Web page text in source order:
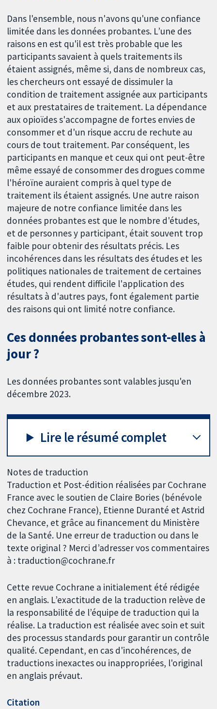
Dans l'ensemble, nous n'avons qu'une confiance
limitée dans les données probantes. L’une des
raisons en est qu'il est très probable que les
participants savaient à quels traitements ils
étaient assignés, même si, dans de nombreux cas,
les chercheurs ont essayé de dissimuler la
condition de traitement assignée aux participants
et aux prestataires de traitement. La dépendance
aux opioïdes s'accompagne de fortes envies de
consommer et d'un risque accru de rechute au
cours de tout traitement. Par conséquent, les
participants en manque et ceux qui ont peut-être
même essayé de consommer des drogues comme
l'héroïne auraient compris à quel type de
traitement ils étaient assignés. Une autre raison
majeure de notre confiance limitée dans les
données probantes est que le nombre d'études,
et de personnes y participant, était souvent trop
faible pour obtenir des résultats précis. Les
incohérences dans les résultats des études et les
politiques nationales de traitement de certaines
études, qui rendent difficile l'application des
résultats à d'autres pays, font également partie
des raisons qui ont limité notre confiance.
Ces données probantes sont-elles à
jour ?
Les données probantes sont valables jusqu'en
décembre 2023.
Lire le résumé complet
Notes de traduction
Traduction et Post-édition réalisées par Cochrane
France avec le soutien de Claire Bories (bénévole
chez Cochrane France), Etienne Duranté et Astrid
Chevance, et grâce au financement du Ministère
de la Santé. Une erreur de traduction ou dans le
texte original ? Merci d’adresser vos commentaires
à : traduction@cochrane.fr
Cette revue Cochrane a initialement été rédigée
en anglais. L’exactitude de la traduction relève de
la responsabilité de l’équipe de traduction qui la
réalise. La traduction est réalisée avec soin et suit
des processus standards pour garantir un contrôle
qualité. Cependant, en cas d'incohérences, de
traductions inexactes ou inappropriées, l'original
en anglais prévaut.
Citation